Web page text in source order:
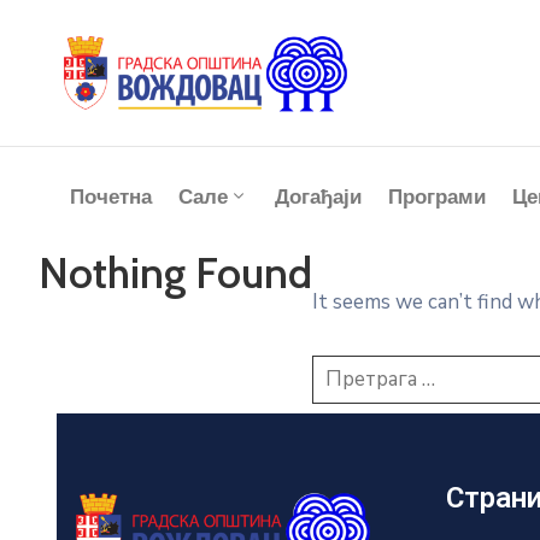
Почетна Сале Догађаји Програми
Nothing Found
It seems we can’t find